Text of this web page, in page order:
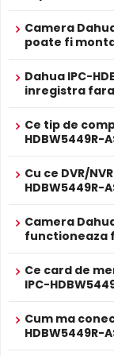
iluminare,
Intrari Audio
audio, la care
supravegherea
Alarma
si 1
Alte functii
3.6mm
Alimentare
12V
Sursa
Alimentare
POE
Da
Se
NVR
Prospect
tehnic
* Specificatiile tehnice
Camera
poate fi
Dahua IPC-
inregistra fara
Ce tip de
HDBW5449R-
Cu ce DVR/
HDBW5449R-
Camera
functioneaza
Ce card de
IPC-
Cum ma
HDBW5449R-